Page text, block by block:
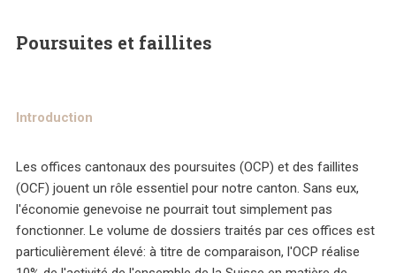
Poursuites et faillites
Introduction
Les offices cantonaux des poursuites (OCP) et des faillites
(OCF) jouent un rôle essentiel pour notre canton. Sans eux,
l'économie genevoise ne pourrait tout simplement pas
fonctionner. Le volume de dossiers traités par ces offices est
particulièrement élevé: à titre de comparaison, l'OCP réalise